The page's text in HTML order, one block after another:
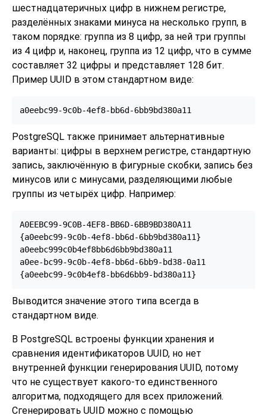
шестнадцатеричных цифр в нижнем регистре,
разделённых знаками минуса на несколько групп, в
таком порядке: группа из 8 цифр, за ней три группы
из 4 цифр и, наконец, группа из 12 цифр, что в сумме
составляет 32 цифры и представляет 128 бит.
Пример UUID в этом стандартном виде:
a0eebc99-9c0b-4ef8-bb6d-6bb9bd380a11
PostgreSQL также принимает альтернативные
варианты: цифры в верхнем регистре, стандартную
запись, заключённую в фигурные скобки, запись без
минусов или с минусами, разделяющими любые
группы из четырёх цифр. Например:
A0EEBC99-9C0B-4EF8-BB6D-6BB9BD380A11
{a0eebc99-9c0b-4ef8-bb6d-6bb9bd380a11}
a0eebc999c0b4ef8bb6d6bb9bd380a11
a0ee-bc99-9c0b-4ef8-bb6d-6bb9-bd38-0a11
{a0eebc99-9c0b4ef8-bb6d6bb9-bd380a11}
Выводится значение этого типа всегда в
стандартном виде.
В PostgreSQL встроены функции хранения и
сравнения идентификаторов UUID, но нет
внутренней функции генерирования UUID, потому
что не существует какого-то единственного
алгоритма, подходящего для всех приложений.
Сгенерировать UUID можно с помощью